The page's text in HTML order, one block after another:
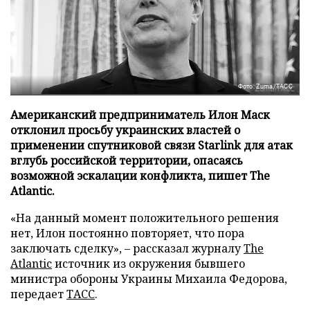
Фото: Zuma/ТАСС
Американский предприниматель Илон Маск
отклонил просьбу украинских властей о
применении спутниковой связи Starlink для атак
вглубь российской территории, опасаясь
возможной эскалации конфликта, пишет The
Atlantic.
«На данный момент положительного решения
нет, Илон постоянно повторяет, что пора
заключать сделку», – рассказал журналуThe
Atlanticисточник из окружения бывшего
министра обороны Украины Михаила Федорова,
передаетТАСС.